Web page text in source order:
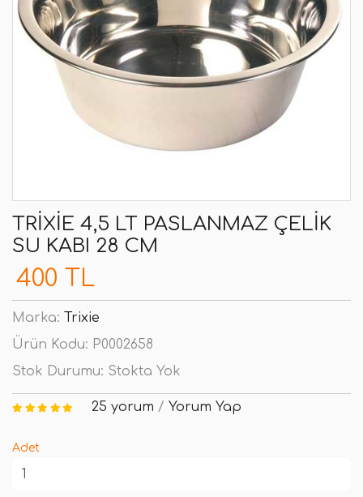
TRIXIE 4,5 LT PASLANMAZ ÇELIK
SU KABI 28 CM
400 TL
Marka: Trixie
Ürün Kodu: P0002658
Stok Durumu: Stokta Yok
25 yorum / Yorum Yap
Adet